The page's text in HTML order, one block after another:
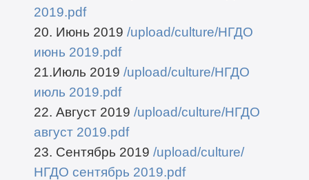
2019.pdf
20. Июнь 2019 /upload/culture/НГДО
июнь 2019.pdf
21.Июль 2019 /upload/culture/НГДО
июль 2019.pdf
22. Август 2019 /upload/culture/НГДО
август 2019.pdf
23. Сентябрь 2019 /upload/culture/
НГДО сентябрь 2019.pdf